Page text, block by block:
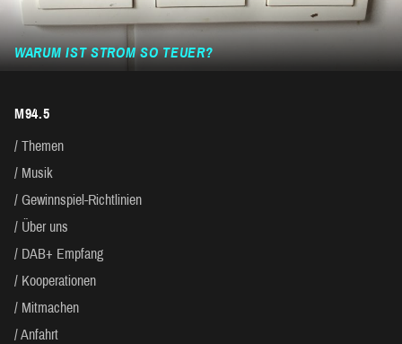
WARUM IST STROM SO TEUER?
M94.5
Themen
Musik
Gewinnspiel-Richtlinien
Über uns
DAB+ Empfang
Kooperationen
Mitmachen
Anfahrt